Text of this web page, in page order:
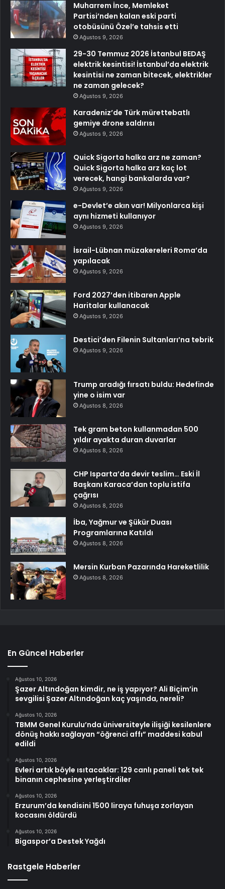
Muharrem İnce, Memleket
Partisi’nden kalan eski parti
otobüsünü Özel’e tahsis etti
Ağustos 9, 2026
29-30 Temmuz 2026 İstanbul BEDAŞ
elektrik kesintisi! İstanbul’da elektrik
kesintisi ne zaman bitecek, elektrikler
ne zaman gelecek?
Ağustos 9, 2026
Karadeniz’de Türk mürettebatlı
gemiye drone saldırısı
Ağustos 9, 2026
Quick Sigorta halka arz ne zaman?
Quick Sigorta halka arz kaç lot
verecek, hangi bankalarda var?
Ağustos 9, 2026
e-Devlet’e akın var! Milyonlarca kişi
aynı hizmeti kullanıyor
Ağustos 9, 2026
İsrail-Lübnan müzakereleri Roma’da
yapılacak
Ağustos 9, 2026
Ford 2027’den itibaren Apple
Haritalar kullanacak
Ağustos 9, 2026
Destici’den Filenin Sultanları’na tebrik
Ağustos 9, 2026
Trump aradığı fırsatı buldu: Hedefinde
yine o isim var
Ağustos 8, 2026
Tek gram beton kullanmadan 500
yıldır ayakta duran duvarlar
Ağustos 8, 2026
CHP Isparta’da devir teslim… Eski İl
Başkanı Karaca’dan toplu istifa
çağrısı
Ağustos 8, 2026
İba, Yağmur ve Şükür Duası
Programlarına Katıldı
Ağustos 8, 2026
Mersin Kurban Pazarında Hareketlilik
Ağustos 8, 2026
En Güncel Haberler
Ağustos 10, 2026
Şazer Altındoğan kimdir, ne iş yapıyor? Ali Biçim’in
sevgilisi Şazer Altındoğan kaç yaşında, nereli?
Ağustos 10, 2026
TBMM Genel Kurulu’nda üniversiteyle ilişiği kesilenlere
dönüş hakkı sağlayan “öğrenci affı” maddesi kabul
edildi
Ağustos 10, 2026
Evleri artık böyle ısıtacaklar: 129 canlı paneli tek tek
binanın cephesine yerleştirdiler
Ağustos 10, 2026
Erzurum’da kendisini 1500 liraya fuhuşa zorlayan
kocasını öldürdü
Ağustos 10, 2026
Bigaspor’a Destek Yağdı
Rastgele Haberler